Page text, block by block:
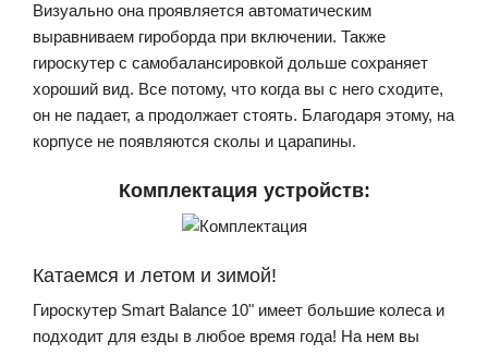
Визуально она проявляется автоматическим
выравниваем гироборда при включении. Также
гироскутер с самобалансировкой дольше сохраняет
хороший вид. Все потому, что когда вы с него сходите,
он не падает, а продолжает стоять. Благодаря этому, на
корпусе не появляются сколы и царапины.
Комплектация устройств:
Катаемся и летом и зимой!
Гироскутер Smart Balance 10" имеет большие колеса и
подходит для езды в любое время года! На нем вы